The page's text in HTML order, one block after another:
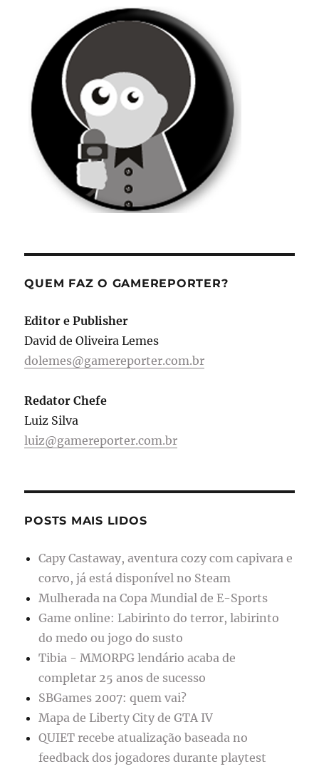
QUEM FAZ O GAMEREPORTER?
Editor e Publisher
David de Oliveira Lemes
dolemes@gamereporter.com.br
Redator Chefe
Luiz Silva
luiz@gamereporter.com.br
POSTS MAIS LIDOS
Capy Castaway, aventura cozy com capivara e
corvo, já está disponível no Steam
Mulherada na Copa Mundial de E-Sports
Game online: Labirinto do terror, labirinto
do medo ou jogo do susto
Tibia - MMORPG lendário acaba de
completar 25 anos de sucesso
SBGames 2007: quem vai?
Mapa de Liberty City de GTA IV
QUIET recebe atualização baseada no
feedback dos jogadores durante playtest